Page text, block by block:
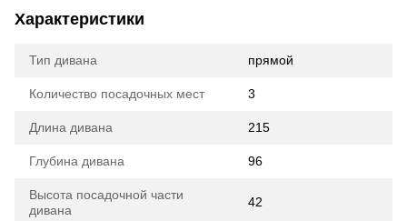
Характеристики
Тип дивана прямой
Количество посадочных мест 3
Длина дивана 215
Глубина дивана 96
Высота посадочной части
дивана
42